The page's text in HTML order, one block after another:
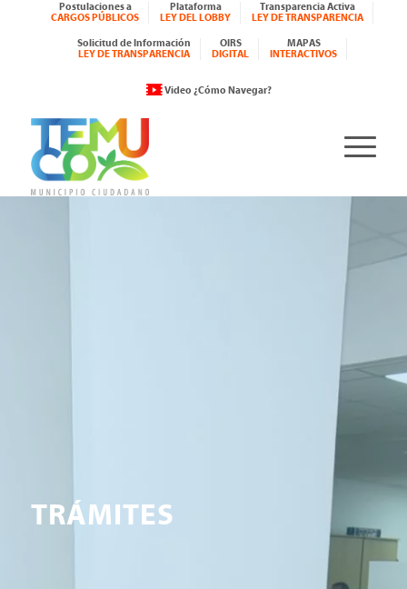
Postulaciones a
CARGOS PÚBLICOS
Plataforma
LEY DEL LOBBY
Transparencia Activa
LEY DE TRANSPARENCIA
Solicitud de Información
LEY DE TRANSPARENCIA
OIRS
DIGITAL
MAPAS
INTERACTIVOS
Video ¿Cómo Navegar?
TRÁMITES